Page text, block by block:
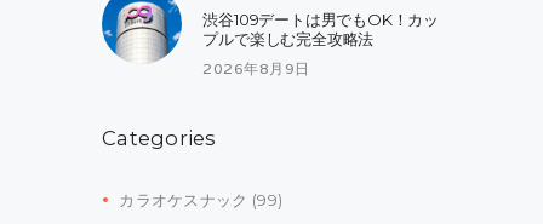
渋谷109デートは男でもOK！カッ
プルで楽しむ完全攻略法
2026年8月9日
Categories
カラオケスナック (99)